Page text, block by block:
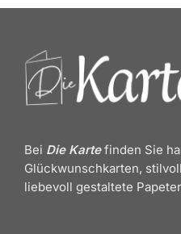
Bei Die Kartefinden Sie
Glückwunschkarten,
liebevoll gestaltete